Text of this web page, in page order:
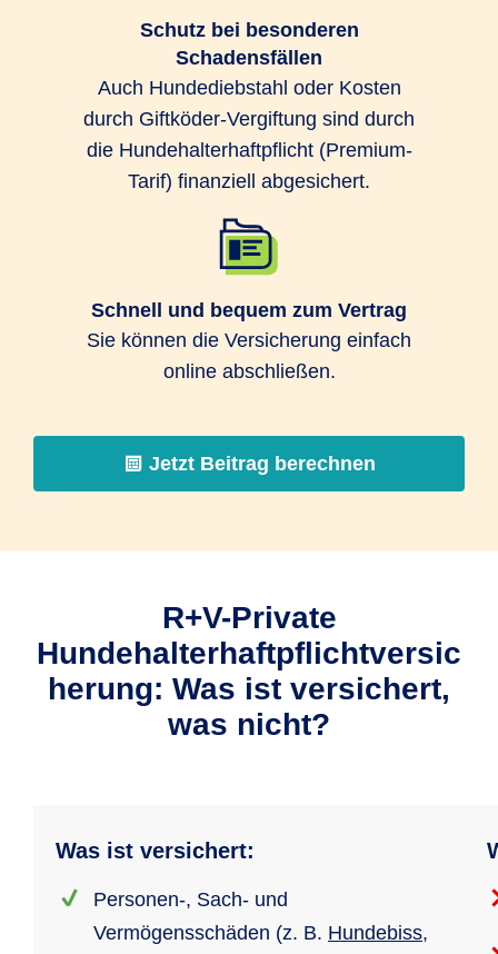
Schutz bei besonderen
Schadensfällen
Auch Hundediebstahl oder Kosten
durch Giftköder-Vergiftung sind durch
die Hundehalterhaftpflicht (Premium-
Tarif) finanziell abgesichert.
Schnell und bequem zum Vertrag
Sie können die Versicherung einfach
online abschließen.
Jetzt Beitrag berechnen
R+V-Private
Hundehalterhaftpflichtversic
herung: Was ist versichert,
was nicht?
Was ist versichert:
Personen-, Sach- und
Vermögensschäden (z. B. Hundebiss,